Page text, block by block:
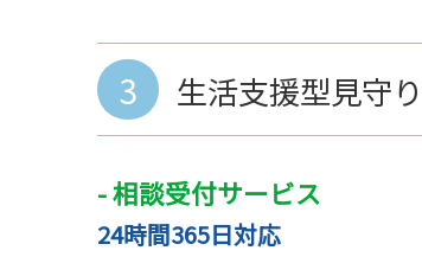
3 生活支援型見守
- 相談受付サービス
24時間365日対応